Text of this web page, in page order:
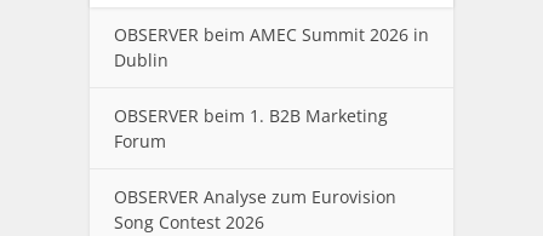
OBSERVER beim AMEC Summit 2026 in
Dublin
OBSERVER beim 1. B2B Marketing
Forum
OBSERVER Analyse zum Eurovision
Song Contest 2026